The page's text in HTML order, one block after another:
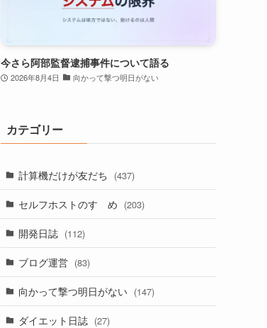
今さら阿部監督逮捕事件について語る
2026年8月4日 向かって撃つ明日がない
カテゴリー
計算機だけが友だち (437)
セルフホストのすゝめ (203)
開発日誌 (112)
ブログ運営 (83)
向かって撃つ明日がない (147)
ダイエット日誌 (27)